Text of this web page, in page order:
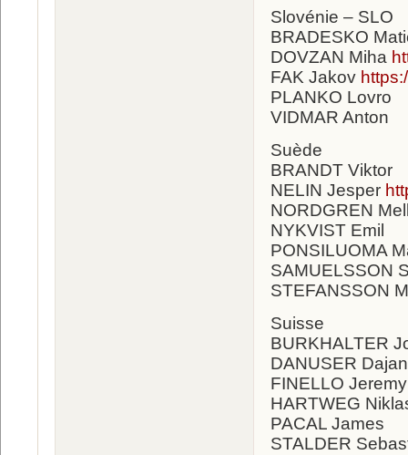
Slovénie – SLO
BRADESKO
DOVZAN Miha
FAK Jakov
PLANKO Lovro
VIDMAR Anton
Suède
BRANDT Viktor
NELIN Jesper
NORDGREN
NYKVIST Emil
PONSILUOMA
SAMUELSSON
STEFANSSON
Suisse
BURKHALTER
DANUSER Dajan
FINELLO
HARTWEG
PACAL James
STALDER